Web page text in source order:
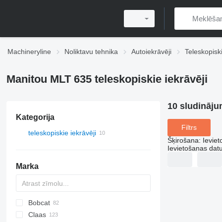
Machineryline Noliktavu tehnika Autoiekrāvēji
Manitou MLT 635 teleskopiskie iekrāvēji
Kategorija
teleskopiskie iekrāvēji
Marka
T-series
Bobcat
553
Farmlift
CX
306
Claas
10
Filtrs
Šķirošana:
Ievietošanas